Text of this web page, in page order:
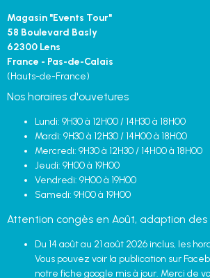
Magasin "Events Tour"
58 Boulevard Basly
62300 Lens
France - Pas-de-Calais
(Hauts-de-France)
Nos horaires d'ouvetures
Lundi: 9H30 à 12H00 / 14H30 à 18H00
Mardi: 9H30 à 12H30 / 14H00 à 18H00
Mercredi: 9H30 à 12H30 / 14H00 à 18H00
Jeudi: 9H00 à 19H00
Vendredi: 9H00 à 19H00
Samedi: 9H00 à 19H00
Attention congès en Août, adaption des
Du 14 août au 21 août 2026 inclus, les
Vous pouvez voir la publication sur
notre fiche google mis à jour. Merci de